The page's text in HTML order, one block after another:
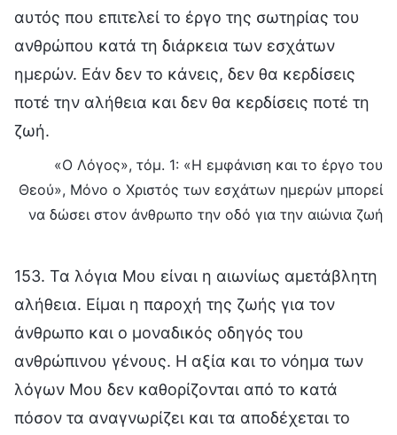
αυτός που επιτελεί το έργο της σωτηρίας του
ανθρώπου κατά τη διάρκεια των εσχάτων
ημερών. Εάν δεν το κάνεις, δεν θα κερδίσεις
ποτέ την αλήθεια και δεν θα κερδίσεις ποτέ τη
ζωή.
«Ο Λόγος», τόμ. 1: «Η εμφάνιση και το έργο του
Θεού», Μόνο ο Χριστός των εσχάτων ημερών μπορεί
να δώσει στον άνθρωπο την οδό για την αιώνια ζωή
153. Τα λόγια Μου είναι η αιωνίως αμετάβλητη
αλήθεια. Είμαι η παροχή της ζωής για τον
άνθρωπο και ο μοναδικός οδηγός του
ανθρώπινου γένους. Η αξία και το νόημα των
λόγων Μου δεν καθορίζονται από το κατά
πόσον τα αναγνωρίζει και τα αποδέχεται το